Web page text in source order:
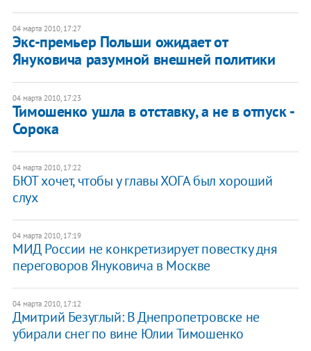
04 марта 2010, 17:27
Экс-премьер Польши ожидает от
Януковича разумной внешней политики
04 марта 2010, 17:23
Тимошенко ушла в отставку, а не в отпуск -
Сорока
04 марта 2010, 17:22
БЮТ хочет, чтобы у главы ХОГА был хороший
слух
04 марта 2010, 17:19
МИД России не конкретизирует повестку дня
переговоров Януковича в Москве
04 марта 2010, 17:12
Дмитрий Безуглый: В Днепропетровске не
убирали снег по вине Юлии Тимошенко